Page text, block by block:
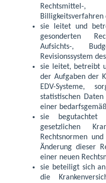
Rechtsmittel-,
Billigkeitsverfahren
sie leitet und
gesonderten
Aufsichts-,
Revisionssystem
sie leitet, betreibt
der Aufgaben der
EDV-Systeme,
statistischen
einer
sie
gesetzlichen
Rechtsnormen
Änderung dieser
einer neuen
sie beteiligt sich
die